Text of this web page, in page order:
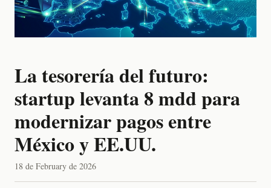
La tesorería del futuro:
startup levanta 8 mdd para
modernizar pagos entre
México y EE.UU.
18 de February de 2026